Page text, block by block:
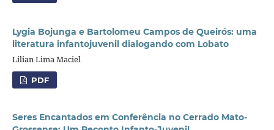
Lygia Bojunga e Bartolomeu Campos de Queirós: uma
literatura infantojuvenil dialogando com Lobato
Lilian Lima Maciel
PDF
Seres Encantados em Conferência no Cerrado Mato-